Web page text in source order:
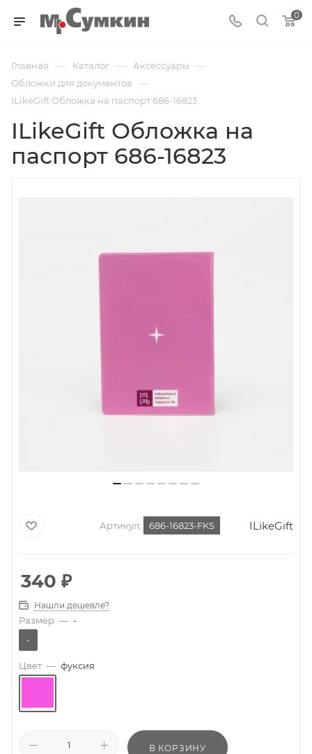
0
Главная — Каталог — Аксессуары —
Обложки для документов —
ILikeGift Обложка на паспорт 686-16823
ILikeGift Обложка на
паспорт 686-16823
Артикул: 686-16823-FKS ILikeGift
340 ₽
Нашли дешевле?
Размер — -
-
Цвет — фуксия
В КОРЗИНУ